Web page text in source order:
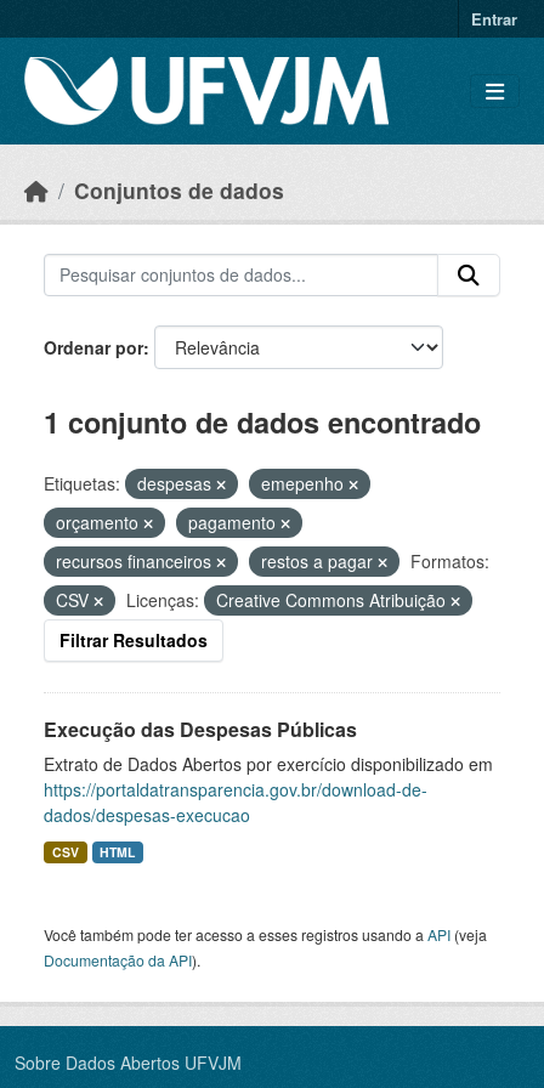
Entrar
Conjuntos de dados
Ordenar por
1 conjunto de dados encontrado
Etiquetas: despesas
emepenho
orçamento
pagamento
recursos financeiros
restos a pagar
Formatos:
CSV
Licenças:
Creative Commons Atribuição
Filtrar Resultados
Execução das Despesas Públicas
Extrato de Dados Abertos por exercício disponibilizado em
https://portaldatransparencia.gov.br/download-de-
dados/despesas-execucao
CSV HTML
Você também pode ter acesso a esses registros usando a API (veja
Documentação da API).
Sobre Dados Abertos UFVJM